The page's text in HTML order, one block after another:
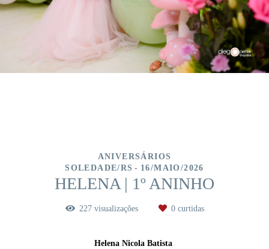
ANIVERSÁRIOS
SOLEDADE/RS
16/MAIO/2026
HELENA | 1º ANINHO
227visualizações 0curtidas
Helena Nicola Batista